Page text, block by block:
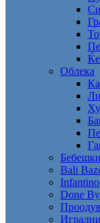
Облека
Bali
Infantino
Done